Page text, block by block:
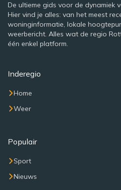
De ultieme gids voor de dynamiek
Hier vind je alles: van het meest
woninginformatie, lokale
weerbericht. Alles wat de regio
één enkel platform.
Inderegio
Home
Weer
Populair
Sport
Nieuws